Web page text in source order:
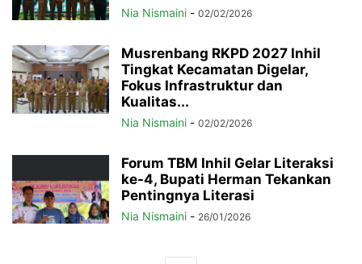
Nia Nismaini - 02/02/2026
Musrenbang RKPD 2027 Inhil
Tingkat Kecamatan Digelar,
Fokus Infrastruktur dan
Kualitas...
Nia Nismaini - 02/02/2026
Forum TBM Inhil Gelar Literaksi
ke-4, Bupati Herman Tekankan
Pentingnya Literasi
Nia Nismaini - 26/01/2026